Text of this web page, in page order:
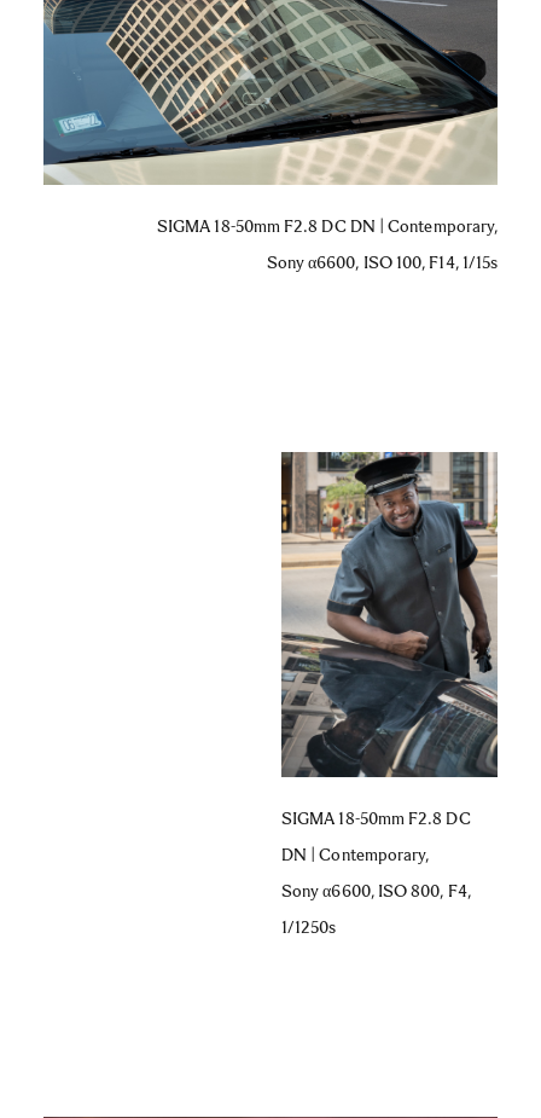
SIGMA 18-50mm F2.8 DC DN | Contemporary,
Sony α6600, ISO 100, F14, 1/15s
SIGMA 18-50mm F2.8 DC
DN | Contemporary,
Sony α6600, ISO 800, F4,
1/1250s